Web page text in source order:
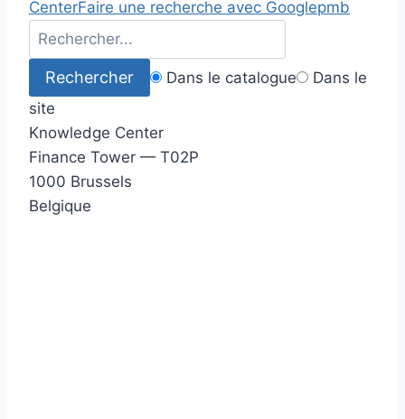
CenterFaire une recherche avec Googlepmb
Dans le catalogue
Dans le
site
Knowledge Center
Finance Tower — T02P
1000 Brussels
Belgique